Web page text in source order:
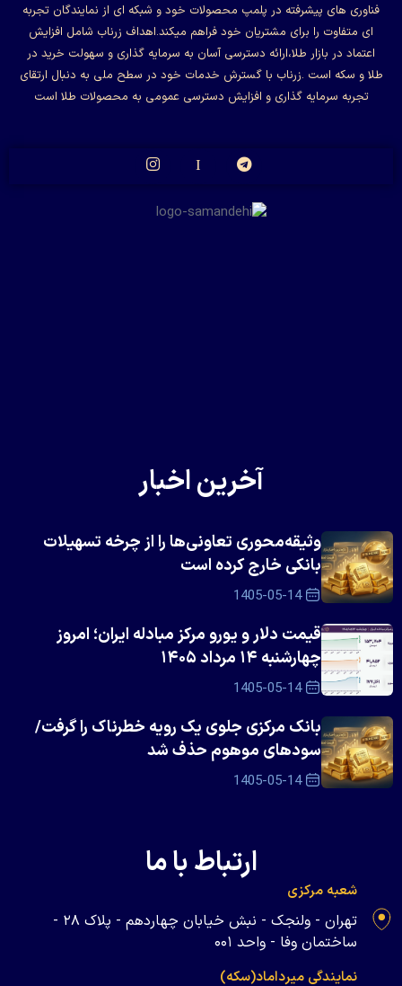
فناوری های پیشرفته در پلمپ محصولات خود و شبکه ای از نمایندگان تجربه
ای متفاوت را برای مشتریان خود فراهم میکند.اهداف زرناب شامل افزایش
اعتماد در بازار طلا،ارائه دسترسی آسان به سرمایه گذاری و سهولت خرید در
طلا و سکه است .زرناب با گسترش خدمات خود در سطح ملی به دنبال ارتقای
تجربه سرمایه گذاری و افزایش دسترسی عمومی به محصولات طلا است
آخرین اخبار
وثیقه‌محوری تعاونی‌ها را از چرخه تسهیلات
بانکی خارج کرده است
1405-05-14
قیمت دلار و یورو مرکز مبادله ایران؛ امروز
چهارشنبه ۱۴ مرداد ۱۴۰۵
1405-05-14
بانک مرکزی جلوی یک رویه خطرناک را گرفت/
سود‌های موهوم حذف شد
1405-05-14
ارتباط با ما
شعبه مرکزی
تهران - ولنجک - نبش خیابان چهاردهم - پلاک ۲۸ -
ساختمان وفا - واحد ۰۰۱
نمایندگی میرداماد(سکه)